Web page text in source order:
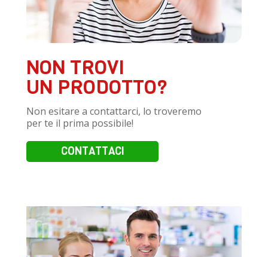
NON TROVI
UN PRODOTTO?
Non esitare a contattarci, lo troveremo
per te il prima possibile!
CONTATTACI